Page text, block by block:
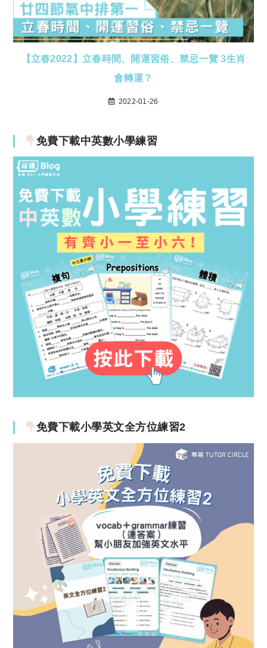
【立春2022】立春時間、開運習俗、禁忌一覽 3生肖
會轉運？
2022-01-26
免費下載中英數小學練習
免費下載小學英文全方位練習2